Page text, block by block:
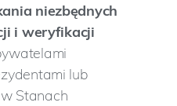
niezbędnych
i weryfikacji
lub
Stanach